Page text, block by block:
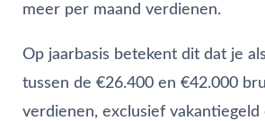
meer per maand verdienen.
Op jaarbasis betekent dit dat je
tussen de €26.400 en €42.000
verdienen, exclusief vakantiegeld